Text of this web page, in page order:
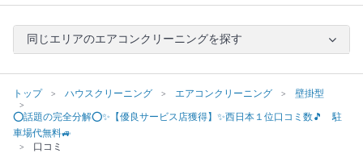
同じエリアのエアコンクリーニングを探す
トップ ハウスクリーニング エアコンクリーニング 壁掛型
⭕話題の完全分解⭕✨【優良サービス店獲得】✨西日本１位口コミ数🎵 駐
車場代無料🚙
口コミ